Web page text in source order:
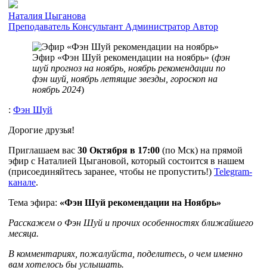
Наталия Цыганова
Преподаватель Консультант Администратор Автор
Эфир «Фэн Шуй рекомендации на ноябрь» (фэн
шуй прогноз на ноябрь, ноябрь рекомендации по
фэн шуй, ноябрь летящие звезды, гороскоп на
ноябрь 2024)
: Фэн Шуй
Дорогие друзья!
Приглашаем вас 30 Октября в 17:00 (по Мск) на прямой
эфир с Наталией Цыгановой, который состоится в нашем
(присоединяйтесь заранее, чтобы не пропустить!) Telegram-
канале.
Тема эфира: «Фэн Шуй рекомендации на Ноябрь»
Расскажем о Фэн Шуй и прочих особенностях ближайшего
месяца.
В комментариях, пожалуйста, поделитесь, о чем именно
вам хотелось бы услышать.